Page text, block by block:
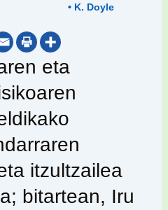
• K. Doyle
eta
itzultzailea
bitartean, Iru